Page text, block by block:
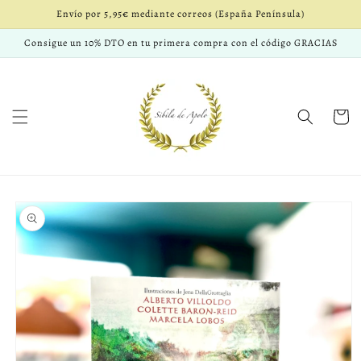
directamente
al contenido
Envío por 5,95€ mediante correos (España Península)
Consigue un 10% DTO en tu primera compra con el código GRACIAS
Carrito
directamente
a la
información
del producto